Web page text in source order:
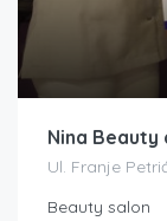
Nina Beauty
Ul. Franje
Beauty salon